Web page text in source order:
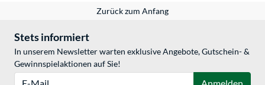
Zurück zum Anfang
Stets informiert
In unserem Newsletter warten exklusive Angebote, Gutschein- &
Gewinnspielaktionen auf Sie!